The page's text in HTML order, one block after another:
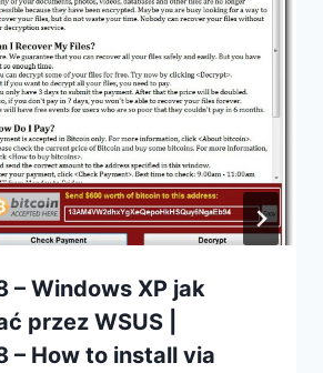
– Windows XP jak
przez WSUS |
– How to install via